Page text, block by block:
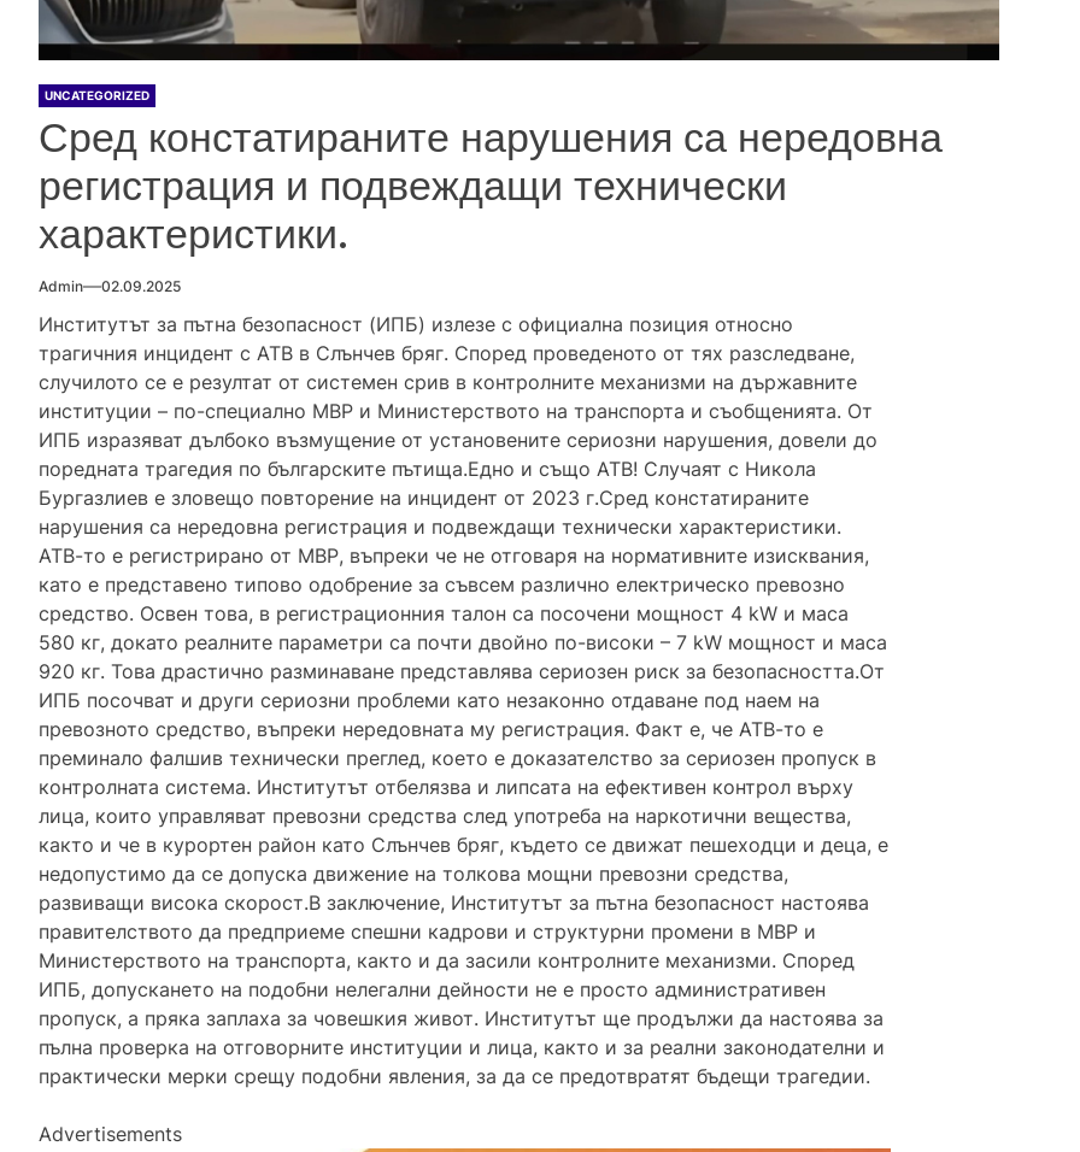
UNCATEGORIZED
Сред констатираните нарушения са нередовна
регистрация и подвеждащи технически
характеристики.
Admin 02.09.2025
Институтът за пътна безопасност (ИПБ) излезе с официална позиция относно
трагичния инцидент с АТВ в Слънчев бряг. Според проведеното от тях разследване,
случилото се е резултат от системен срив в контролните механизми на държавните
институции – по-специално МВР и Министерството на транспорта и съобщенията. От
ИПБ изразяват дълбоко възмущение от установените сериозни нарушения, довели до
поредната трагедия по българските пътища.Едно и също АТВ! Случаят с Никола
Бургазлиев е зловещо повторение на инцидент от 2023 г.Сред констатираните
нарушения са нередовна регистрация и подвеждащи технически характеристики.
АТВ-то е регистрирано от МВР, въпреки че не отговаря на нормативните изисквания,
като е представено типово одобрение за съвсем различно електрическо превозно
средство. Освен това, в регистрационния талон са посочени мощност 4 kW и маса
580 кг, докато реалните параметри са почти двойно по-високи – 7 kW мощност и маса
920 кг. Това драстично разминаване представлява сериозен риск за безопасността.От
ИПБ посочват и други сериозни проблеми като незаконно отдаване под наем на
превозното средство, въпреки нередовната му регистрация. Факт е, че АТВ-то е
преминало фалшив технически преглед, което е доказателство за сериозен пропуск в
контролната система. Институтът отбелязва и липсата на ефективен контрол върху
лица, които управляват превозни средства след употреба на наркотични вещества,
както и че в курортен район като Слънчев бряг, където се движат пешеходци и деца, е
недопустимо да се допуска движение на толкова мощни превозни средства,
развиващи висока скорост.В заключение, Институтът за пътна безопасност настоява
правителството да предприеме спешни кадрови и структурни промени в МВР и
Министерството на транспорта, както и да засили контролните механизми. Според
ИПБ, допускането на подобни нелегални дейности не е просто административен
пропуск, а пряка заплаха за човешкия живот. Институтът ще продължи да настоява за
пълна проверка на отговорните институции и лица, както и за реални законодателни и
практически мерки срещу подобни явления, за да се предотвратят бъдещи трагедии.
Advertisements